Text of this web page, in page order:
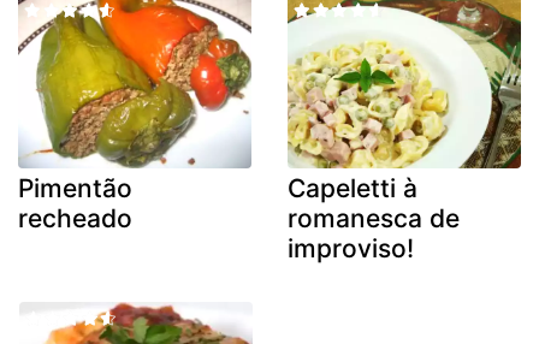
Pimentão
recheado
Capeletti à
romanesca de
improviso!